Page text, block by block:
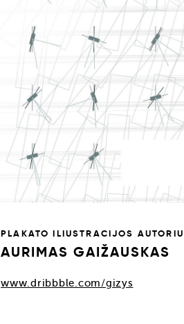
PLAKATO ILIUSTRACIJOS
AURIMAS GAIŽAUSKAS
www.dribbble.com/gizys